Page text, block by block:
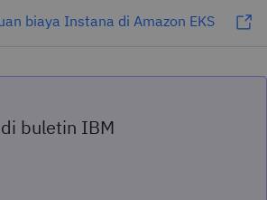
biaya Instana di Amazon EKS
buletin IBM